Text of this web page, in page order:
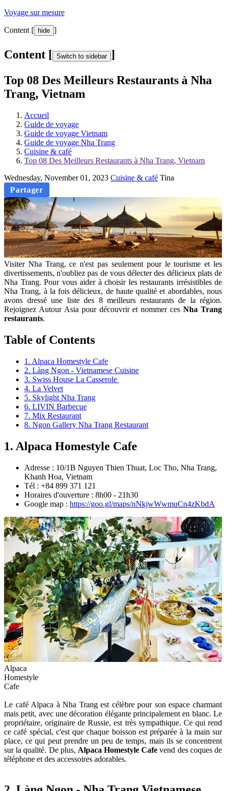
Voyage sur mesure
Content [ hide ]
Content [ Switch to sidebar ]
Top 08 Des Meilleurs Restaurants à Nha
Trang, Vietnam
Accueil
Guide de voyage
Guide de voyage Vietnam
Guide de voyage Nha Trang
Cuisine & café
Top 08 Des Meilleurs Restaurants à Nha Trang, Vietnam
Wednesday, November 01, 2023 Cuisine & café Tina
Partager
Visiter Nha Trang, ce n'est pas seulement pour le tourisme et les
divertissements, n'oubliez pas de vous délecter des délicieux plats de
Nha Trang. Pour vous aider à choisir les restaurants irrésistibles de
Nha Trang, à la fois délicieux, de haute qualité et abordables, nous
avons dressé une liste des 8 meilleurs restaurants de la région.
Rejoignez Autour Asia pour découvrir et nommer cesNha Trang
restaurants.
Table of Contents
1. Alpaca Homestyle Cafe
2. Làng Ngon - Vietnamese Cuisine
3. Swiss House La Casserole
4. La Velvet
5. Skylight Nha Trang
6. LIVIN Barbecue
7. Mix Restaurant
8. Ngon Gallery Nha Trang Restaurant
1. Alpaca Homestyle Cafe
Adresse : 10/1B Nguyen Thien Thuat, Loc Tho, Nha Trang,
Khanh Hoa, Vietnam
Tél : +84 899 371 121
Horaires d'ouverture : 8h00 - 21h30
Google map : https://goo.gl/maps/nNkjwWwmuCn4zKbdA
Alpaca
Homestyle
Cafe
Le café Alpaca à Nha Trang est célèbre pour son espace charmant
mais petit, avec une décoration élégante principalement en blanc. Le
propriétaire, originaire de Russie, est très sympathique. Ce qui rend
ce café spécial, c'est que chaque boisson est préparée à la main sur
place, ce qui peut prendre un peu de temps, mais ils se concentrent
sur la qualité. De plus, Alpaca Homestyle Cafe vend des coques de
téléphone et des accessoires adorables.